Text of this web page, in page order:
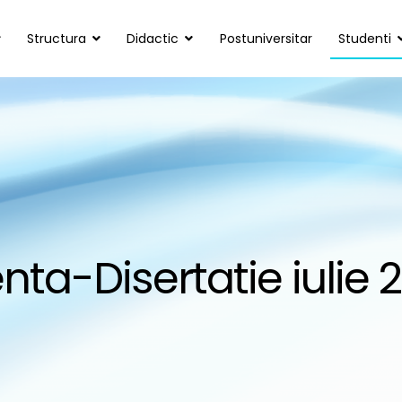
ale Educației, Drept și Administrație Publică
Structura Didactic Postuniversitar Studenti
Disertatie iulie